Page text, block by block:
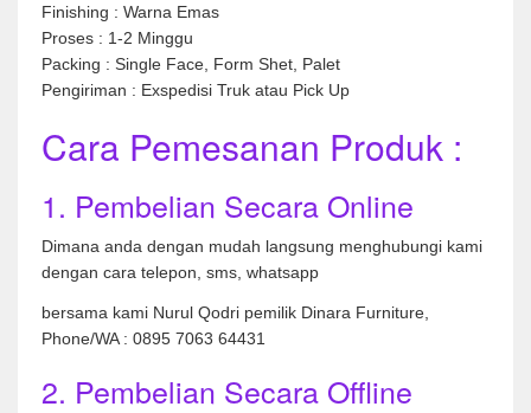
Finishing : Warna Emas
Proses : 1-2 Minggu
Packing : Single Face, Form Shet, Palet
Pengiriman : Exspedisi Truk atau Pick Up
Cara Pemesanan Produk :
1. Pembelian Secara Online
Dimana anda dengan mudah langsung menghubungi kami
dengan cara telepon, sms, whatsapp
bersama kami Nurul Qodri pemilik Dinara Furniture,
Phone/WA : 0895 7063 64431
2. Pembelian Secara Offline